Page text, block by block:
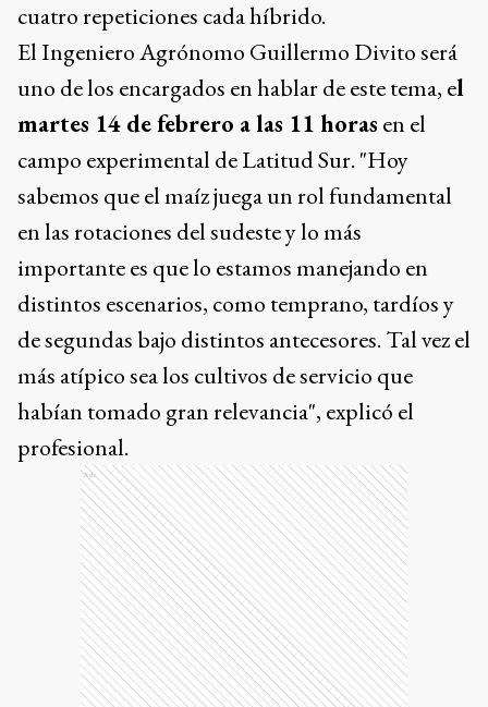
cuatro repeticiones cada híbrido.
El Ingeniero Agrónomo Guillermo Divito será
uno de los encargados en hablar de este tema, el
martes 14 de febrero a las 11 horas en el
campo experimental de Latitud Sur. "Hoy
sabemos que el maíz juega un rol fundamental
en las rotaciones del sudeste y lo más
importante es que lo estamos manejando en
distintos escenarios, como temprano, tardíos y
de segundas bajo distintos antecesores. Tal vez el
más atípico sea los cultivos de servicio que
habían tomado gran relevancia", explicó el
profesional.
Ads